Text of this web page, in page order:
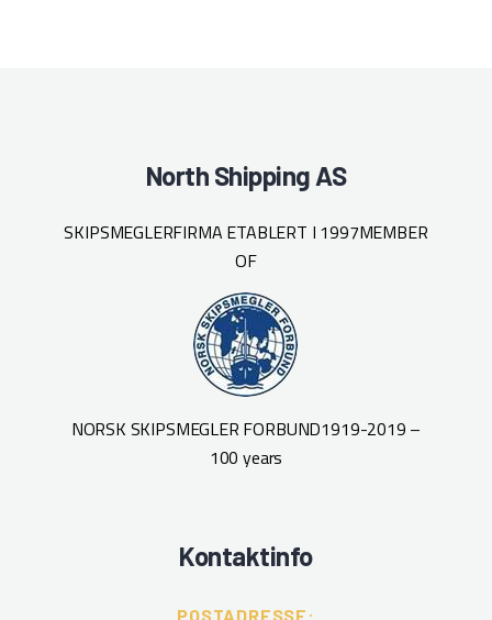
North Shipping AS
SKIPSMEGLERFIRMA ETABLERT I 1997MEMBER
OF
NORSK SKIPSMEGLER FORBUND1919-2019 –
100 years
Kontaktinfo
POSTADRESSE: